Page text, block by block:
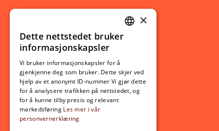
Ny student
Utveksling
Opptak
Lov- og regelverk
Aktuelt
Nyheter
NORWEGIAN
×
Dette nettstedet bruker
informasjonskapsler
Vi bruker informasjonskapsler for å
gjenkjenne deg som bruker. Dette skjer ved
hjelp av et anonymt ID-nummer Vi gjør dette
for å analysere trafikken på nettstedet, og
for å kunne tilby presis og relevant
markedsføring Les mer i vår
personvernerklæring